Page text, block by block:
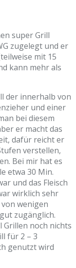
super Grill
zugelegt und er
mit 15
kann mehr als
der innerhalb von
und einer
bei diesem
er macht das
dafür reicht er
verstellen,
Bei mir hat es
etwa 30 Min.
und das Fleisch
wirklich sehr
wenigen
zugänglich.
Grillen noch nichts
für 2 – 3
genutzt wird